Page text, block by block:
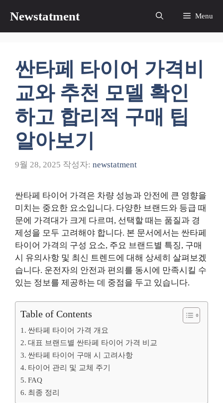
츠
Newstatment Menu
싼타페 타이어 가격비
교와 추천 모델 확인
하고 합리적 구매 팁
알아보기
9월 28, 2025 작성자: newstatment
싼타페 타이어 가격은 차량 성능과 안전에 큰 영향을
미치는 중요한 요소입니다. 다양한 브랜드와 등급 때
문에 가격대가 크게 다르며, 선택할 때는 품질과 경
제성을 모두 고려해야 합니다. 본 문서에서는 싼타페
타이어 가격의 구성 요소, 주요 브랜드별 특징, 구매
시 유의사항 및 최신 트렌드에 대해 상세히 살펴보겠
습니다. 운전자의 안전과 편의를 동시에 만족시킬 수
있는 정보를 제공하는 데 중점을 두고 있습니다.
Table of Contents
싼타페 타이어 가격 개요
대표 브랜드별 싼타페 타이어 가격 비교
싼타페 타이어 구매 시 고려사항
타이어 관리 및 교체 주기
FAQ
최종 정리